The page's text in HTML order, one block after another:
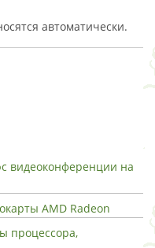
автоматически.
видеоконференции на
AMD Radeon
процессора,